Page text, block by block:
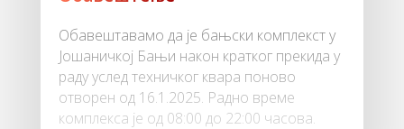
Обавештавамо да је бањски комплекст у
Јошаничкој Бањи након кратког прекида у
раду услед техничког квара поново
отворен од 16.1.2025. Радно време
комплекса је од 08:00 до 22:00 часова.